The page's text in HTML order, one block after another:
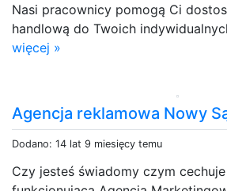
Nasi pracownicy pomogą Ci
handlową do Twoich
więcej »
Agencja reklamowa Nowy
Dodano: 14 lat 9 miesięcy temu
Czy jesteś świadomy czym